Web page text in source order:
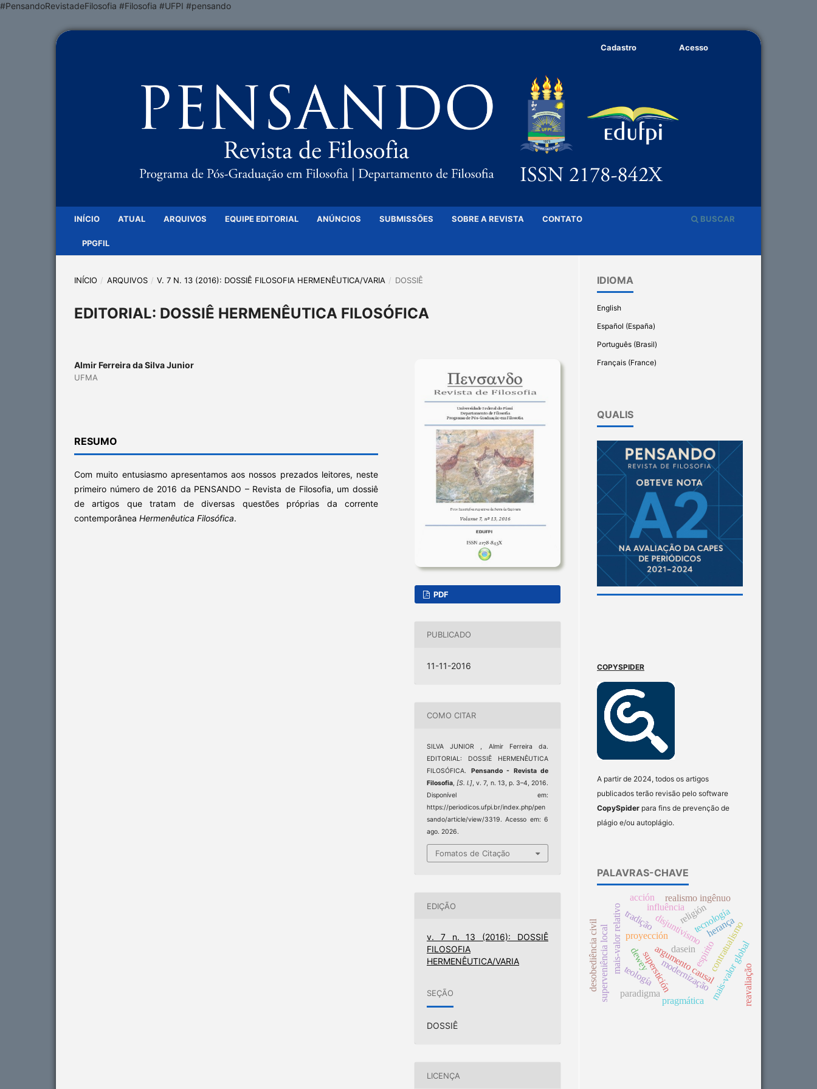
#PensandoRevistadeFilosofia #Filosofia #UFPI #pensando
INÍCIO ATUAL ARQUIVOS EQUIPE EDITORIAL ANÚNCIOS SUBMISSÕES SOBRE A REVISTA CONTATO
PPGFIL
BUSCAR
Cadastro Acesso
INÍCIO / ARQUIVOS / V. 7 N. 13 (2016): DOSSIÊ FILOSOFIA HERMENÊUTICA/VARIA / DOSSIÊ
EDITORIAL: DOSSIÊ HERMENÊUTICA FILOSÓFICA
Almir Ferreira da Silva Junior
UFMA
RESUMO
Com muito entusiasmo apresentamos aos nossos prezados leitores, neste
primeiro número de 2016 da PENSANDO – Revista de Filosofia, um dossiê
de artigos que tratam de diversas questões próprias da corrente
contemporânea Hermenêutica Filosófica.
PDF
PUBLICADO
11-11-2016
COMO CITAR
SILVA JUNIOR , Almir Ferreira da.
EDITORIAL: DOSSIÊ HERMENÊUTICA
FILOSÓFICA. Pensando - Revista de
Filosofia,[S. l.], v. 7, n. 13, p. 3–4, 2016.
Disponível em:
https://periodicos.ufpi.br/index.php/pen
sando/article/view/3319. Acesso em: 6
ago. 2026.
Fomatos de Citação
EDIÇÃO
v. 7 n. 13 (2016): DOSSIÊ
FILOSOFIA
HERMENÊUTICA/VARIA
SEÇÃO
DOSSIÊ
LICENÇA
IDIOMA
English
Español (España)
Português (Brasil)
Français (France)
QUALIS
COPYSPIDER
A partir de 2024, todos os artigos
publicados terão revisão pelo software
CopySpider para fins de prevenção de
plágio e/ou autoplágio.
PALAVRAS-CHAVE
argumento causal
superstición
proyección
mais-valor global
mais-valor relativo
superveniência local disjuntivismo
religión
realismo ingênuo
tecnología
dewey
teología
espirito
influência
desobediência civil dasein
herança
reavaliação
modernização
tradição
pragmática
contratualismo
acción
paradigma